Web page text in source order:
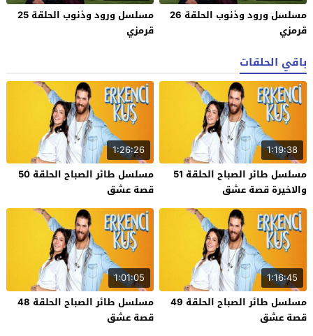
مسلسل ورود وذنوب الحلقة 26
قرمزي
مسلسل ورود وذنوب الحلقة 25
قرمزي
باقي الحلقات
1:19:38
مسلسل طائر الصباح الحلقة 51
والاخيرة قصة عشق
1:26:26
مسلسل طائر الصباح الحلقة 50
قصة عشق
1:16:45
مسلسل طائر الصباح الحلقة 49
قصة عشق
1:01:05
مسلسل طائر الصباح الحلقة 48
قصة عشق